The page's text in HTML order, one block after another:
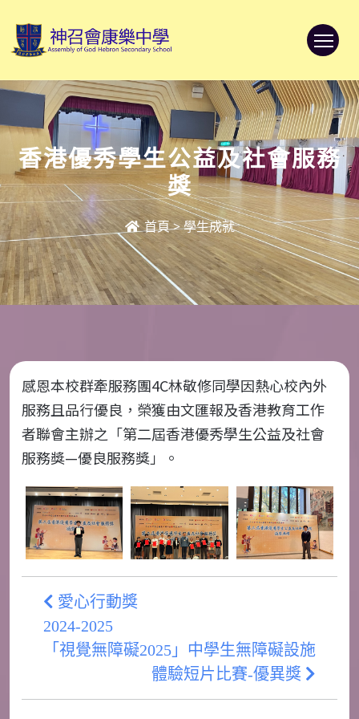
香港優秀學生公益及社會服務
獎
首頁>學生成就
感恩本校群牽服務團4C林敬修同學因熱心校內外
服務且品行優良，榮獲由文匯報及香港教育工作
者聯會主辦之「第二屆香港優秀學生公益及社會
服務獎—優良服務獎」。
愛心行動獎
2024-2025
「視覺無障礙2025」中學生無障礙設施
體驗短片比賽-優異獎